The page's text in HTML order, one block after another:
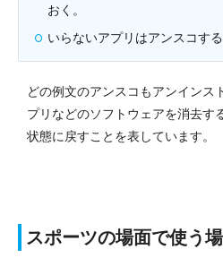
おく。
いらないアプリはアンスコす
どの例文のアンスコもアンインス
プリなどのソフトウェアを消去す
状態に戻すことを表しています。
スポーツの場面で使う